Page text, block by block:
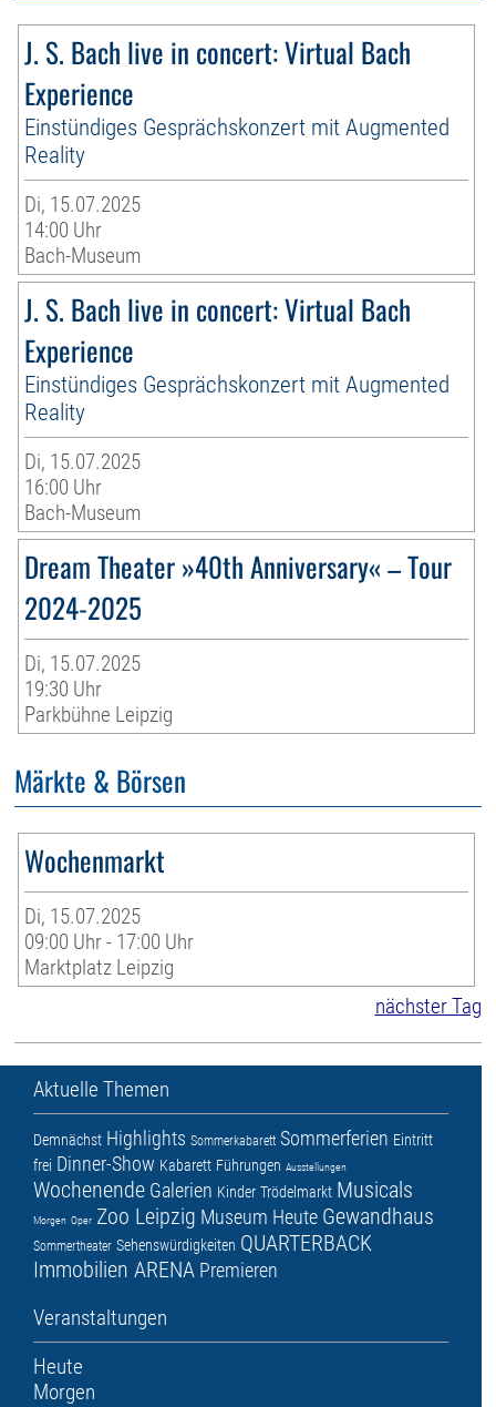
J. S. Bach live in concert: Virtual Bach
Experience
Einstündiges Gesprächskonzert mit Augmented
Reality
Di, 15.07.2025
14:00 Uhr
Bach-Museum
J. S. Bach live in concert: Virtual Bach
Experience
Einstündiges Gesprächskonzert mit Augmented
Reality
Di, 15.07.2025
16:00 Uhr
Bach-Museum
Dream Theater »40th Anniversary« – Tour
2024-2025
Di, 15.07.2025
19:30 Uhr
Parkbühne Leipzig
Märkte & Börsen
Wochenmarkt
Di, 15.07.2025
09:00 Uhr - 17:00 Uhr
Marktplatz Leipzig
nächster Tag
Aktuelle Themen
Demnächst Highlights Sommerkabarett Sommerferien Eintritt
frei Dinner-Show Kabarett Führungen Ausstellungen
Wochenende Galerien Kinder Trödelmarkt Musicals
Morgen Oper Zoo Leipzig Museum Heute Gewandhaus
Sommertheater Sehenswürdigkeiten QUARTERBACK
Immobilien ARENA Premieren
Veranstaltungen
Heute
Morgen